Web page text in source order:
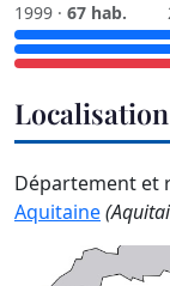
1999 · 67 hab.
Département et
Aquitaine